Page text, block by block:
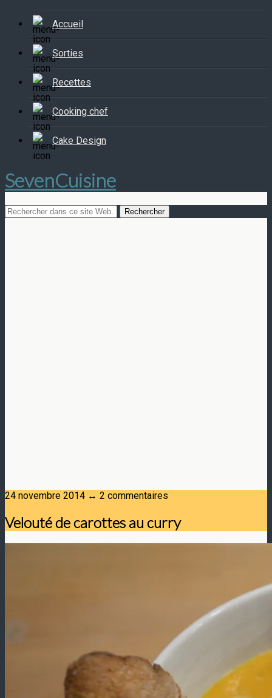
Accueil
Sorties
Recettes
Cooking chef
Cake Design
SevenCuisine
24 novembre 2014 ↔ 2 commentaires
Velouté de carottes au curry